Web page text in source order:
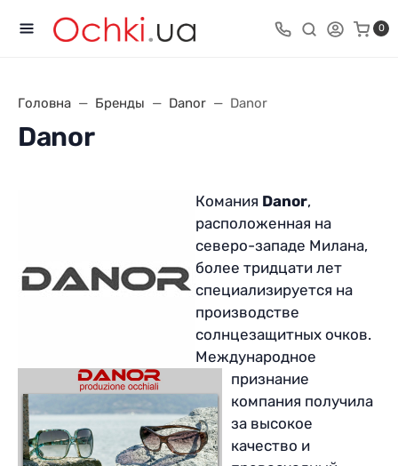
0
Головна Бренды Danor Danor
Danor
Комания Danor,
расположенная на
северо-западе Милана,
более тридцати лет
специализируется на
производстве
солнцезащитных очков.
Международное
признание
компания получила
за высокое
качество и